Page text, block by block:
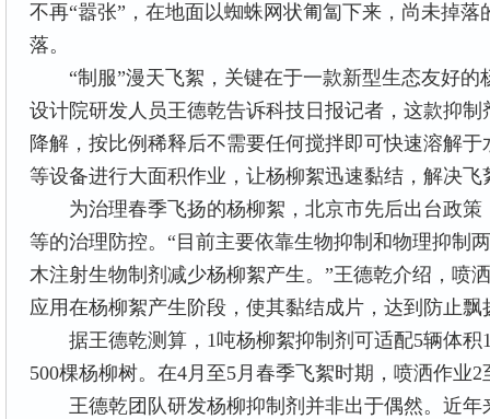
不再“嚣张”，在地面以蜘蛛网状匍匐下来，尚未掉
落。
“制服”漫天飞絮，关键在于一款新型生态友好的
设计院研发人员王德乾告诉科技日报记者，这款抑
降解，按比例稀释后不需要任何搅拌即可快速溶解
等设备进行大面积作业，让杨柳絮迅速黏结，解决
为治理春季飞扬的杨柳絮，北京市先后出台政策
等的治理防控。“目前主要依靠生物抑制和物理抑制
木注射生物制剂减少杨柳絮产生。”王德乾介绍，喷
应用在杨柳絮产生阶段，使其黏结成片，达到防止飘
据王德乾测算，1吨杨柳絮抑制剂可适配5辆体积
500棵杨柳树。在4月至5月春季飞絮时期，喷洒作业
王德乾团队研发杨柳抑制剂并非出于偶然。近年